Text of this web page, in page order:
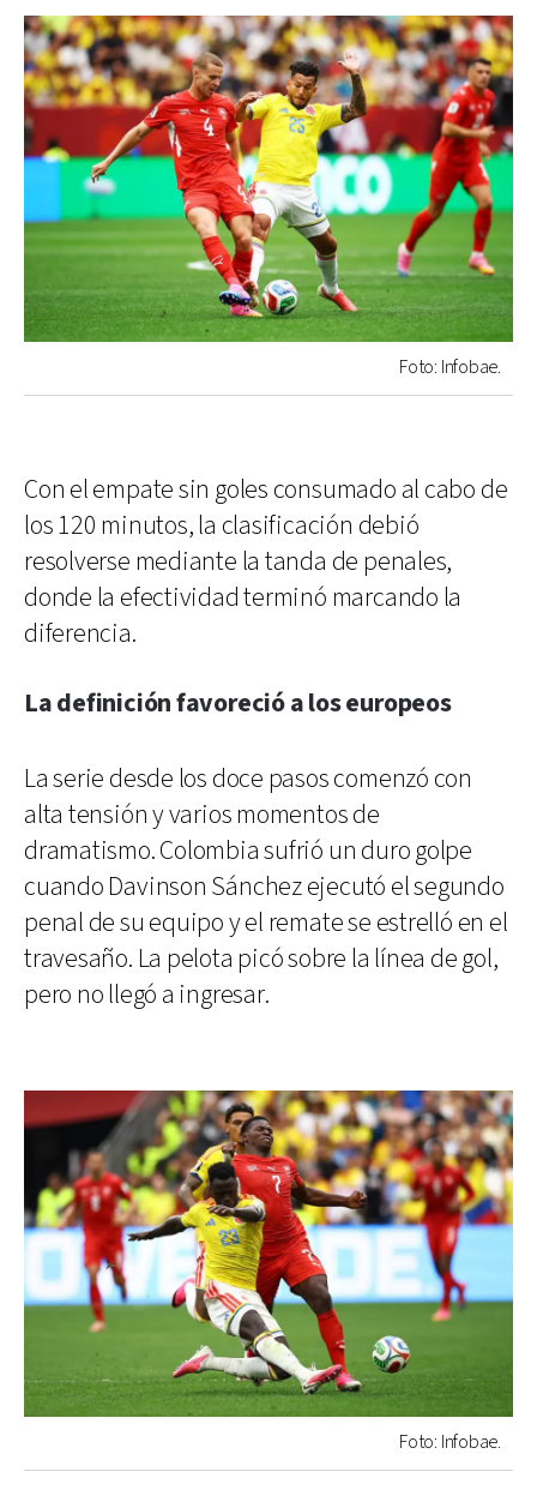
Foto: Infobae.
Con el empate sin goles consumado al cabo de
los 120 minutos, la clasificación debió
resolverse mediante la tanda de penales,
donde la efectividad terminó marcando la
diferencia.
La definición favoreció a los europeos
La serie desde los doce pasos comenzó con
alta tensión y varios momentos de
dramatismo. Colombia sufrió un duro golpe
cuando Davinson Sánchez ejecutó el segundo
penal de su equipo y el remate se estrelló en el
travesaño. La pelota picó sobre la línea de gol,
pero no llegó a ingresar.
Foto: Infobae.